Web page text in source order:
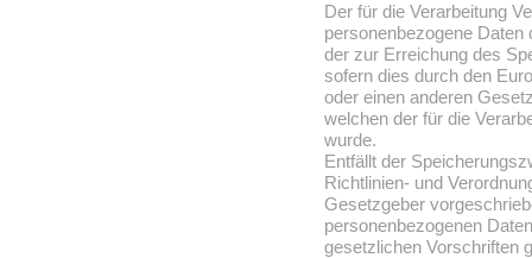
Der für die Verarbeitung
personenbezogene Daten
der zur Erreichung des
sofern dies durch den
oder einen anderen
welchen der für die
wurde.
Entfällt der
Richtlinien- und
Gesetzgeber
personenbezogenen
gesetzlichen Vorschriften